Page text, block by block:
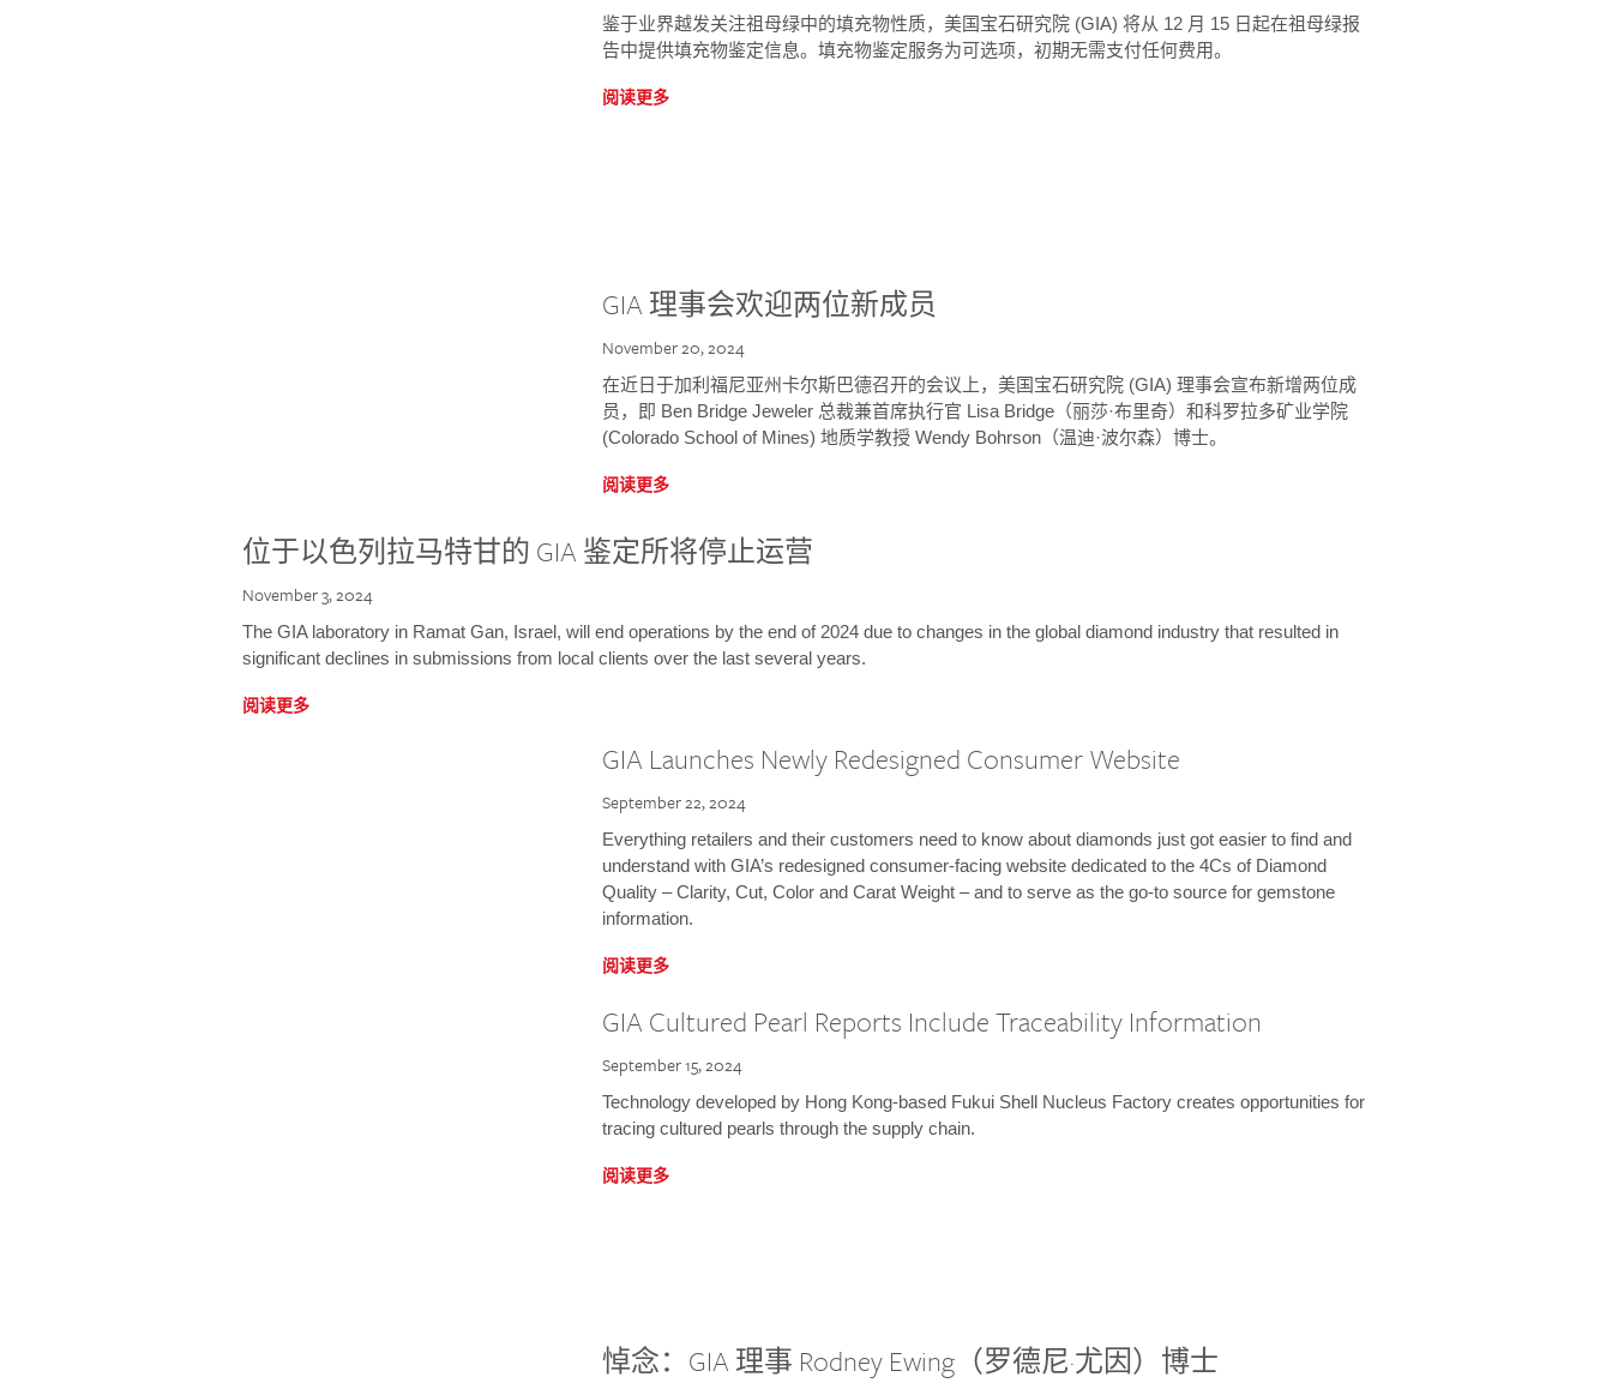
鉴于业界越发关注祖母绿中的填充物性质，美国宝石研究院 (GIA) 将从 12 月 15 日起在祖母绿报
告中提供填充物鉴定信息。填充物鉴定服务为可选项，初期无需支付任何费用。
阅读更多
GIA 理事会欢迎两位新成员
November 20, 2024
在近日于加利福尼亚州卡尔斯巴德召开的会议上，美国宝石研究院 (GIA) 理事会宣布新增两位成
员，即 Ben Bridge Jeweler 总裁兼首席执行官 Lisa Bridge（丽莎·布里奇）和科罗拉多矿业学院
(Colorado School of Mines) 地质学教授 Wendy Bohrson（温迪·波尔森）博士。
阅读更多
位于以色列拉马特甘的 GIA 鉴定所将停止运营
November 3, 2024
The GIA laboratory in Ramat Gan, Israel, will end operations by the end of 2024 due to changes in the global diamond industry that resulted in
significant declines in submissions from local clients over the last several years.
阅读更多
GIA Launches Newly Redesigned Consumer Website
September 22, 2024
Everything retailers and their customers need to know about diamonds just got easier to find and
understand with GIA’s redesigned consumer-facing website dedicated to the 4Cs of Diamond
Quality – Clarity, Cut, Color and Carat Weight – and to serve as the go-to source for gemstone
information.
阅读更多
GIA Cultured Pearl Reports Include Traceability Information
September 15, 2024
Technology developed by Hong Kong-based Fukui Shell Nucleus Factory creates opportunities for
tracing cultured pearls through the supply chain.
阅读更多
悼念：GIA 理事 Rodney Ewing（罗德尼·尤因）博士